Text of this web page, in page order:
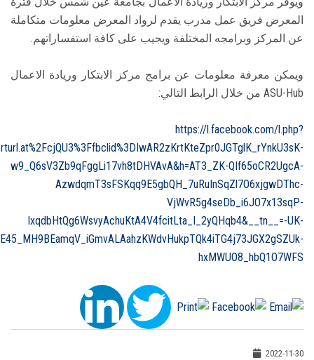
المعرض فريق عمل مدرب يقدم لرواد المعرض معلومات متكاملة
عن المركز وبرامجه المختلفة ويجيب على كافة استفساراتهم.
ويمكن معرفة معلومات عن برامج مركز الابتكار وريادة الاعمال
ASU-Hub من خلال الرابط التالي:
https://l.facebook.com/l.php?
w9_Q6sV3Zb9qFggLi17vh8tDHVAvA&h=AT3_ZK-QIf65oCR2UgcA-
AzwdqmT3sFSKqq9E5gbQH_7uRuInSqZl7O6xjgwDThc-
VjWvR5g4seDb_i6JO7x13sqP-
lxqdbHtQg6WsvyAchuKtA4V4fcitLta_I_2yQHqb4&__tn__=-UK-
hxMWUO8_hbQ1O7WFS
2022-11-30